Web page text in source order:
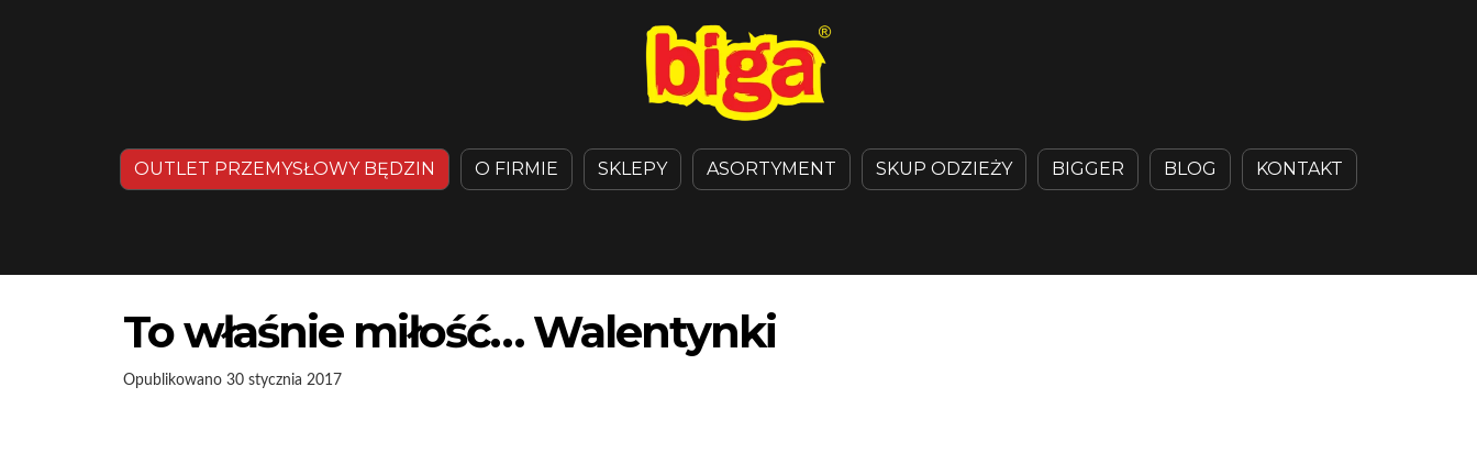
OUTLET PRZEMYSŁOWY BĘDZIN O FIRMIE SKLEPY ASORTYMENT SKUP ODZIEŻY BIGGER BLOG KONTAKT
To właśnie miłość… Walentynki
Opublikowano 30 stycznia 2017